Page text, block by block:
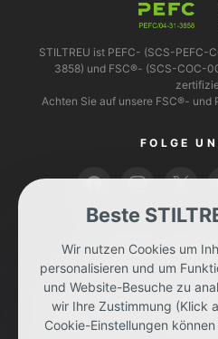
STILTREU ist PEFC- (SCS-
3858) und FSC®- (SCS-COC-
Achten Sie auf unsere FSC®- und
FOLGE
Beste
Wir nutzen Cookies um
personalisieren und um
und Website-Besuche zu
wir Ihre Zustimmung (Klick
Cookie-Einstellungen